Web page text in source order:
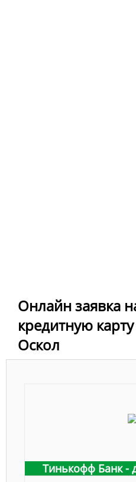
Онлайн заявка
кредитную
Оскол
Тинькофф Банк -